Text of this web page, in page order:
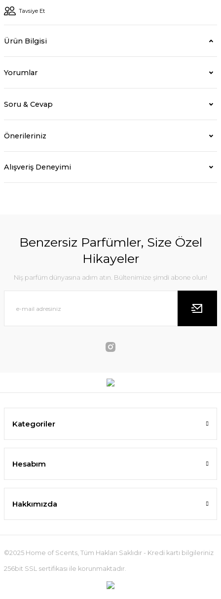
Tavsiye Et
Ürün Bilgisi
Yorumlar
Soru & Cevap
Önerileriniz
Alışveriş Deneyimi
Benzersiz Parfümler, Size Özel
Hikayeler
Niş parfüm dünyasına adım atın. Bültenimize şimdi abone olun!
Kategoriler
Hesabım
Hakkımızda
©2025 Home of Scents, Tüm Hakları Saklıdır - Kredi kartı bilgileriniz
256bit SSL sertifikası ile korunmaktadır.